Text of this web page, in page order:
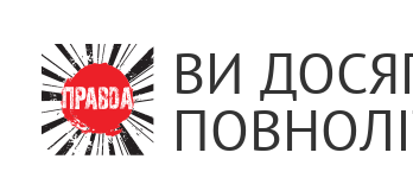
нехай. Коло її ніг не мають битись в
і коментатори – це досить
ВИ